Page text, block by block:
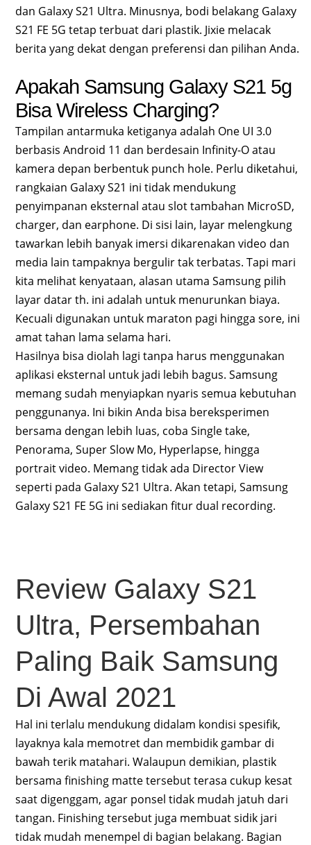
dan Galaxy S21 Ultra. Minusnya, bodi belakang Galaxy
S21 FE 5G tetap terbuat dari plastik. Jixie melacak
berita yang dekat dengan preferensi dan pilihan Anda.
Apakah Samsung Galaxy S21 5g
Bisa Wireless Charging?
Tampilan antarmuka ketiganya adalah One UI 3.0
berbasis Android 11 dan berdesain Infinity-O atau
kamera depan berbentuk punch hole. Perlu diketahui,
rangkaian Galaxy S21 ini tidak mendukung
penyimpanan eksternal atau slot tambahan MicroSD,
charger, dan earphone. Di sisi lain, layar melengkung
tawarkan lebih banyak imersi dikarenakan video dan
media lain tampaknya bergulir tak terbatas. Tapi mari
kita melihat kenyataan, alasan utama Samsung pilih
layar datar th. ini adalah untuk menurunkan biaya.
Kecuali digunakan untuk maraton pagi hingga sore, ini
amat tahan lama selama hari.
Hasilnya bisa diolah lagi tanpa harus menggunakan
aplikasi eksternal untuk jadi lebih bagus. Samsung
memang sudah menyiapkan nyaris semua kebutuhan
penggunanya. Ini bikin Anda bisa bereksperimen
bersama dengan lebih luas, coba Single take,
Penorama, Super Slow Mo, Hyperlapse, hingga
portrait video. Memang tidak ada Director View
seperti pada Galaxy S21 Ultra. Akan tetapi, Samsung
Galaxy S21 FE 5G ini sediakan fitur dual recording.
Review Galaxy S21
Ultra, Persembahan
Paling Baik Samsung
Di Awal 2021
Hal ini terlalu mendukung didalam kondisi spesifik,
layaknya kala memotret dan membidik gambar di
bawah terik matahari. Walaupun demikian, plastik
bersama finishing matte tersebut terasa cukup kesat
saat digenggam, agar ponsel tidak mudah jatuh dari
tangan. Finishing tersebut juga membuat sidik jari
tidak mudah menempel di bagian belakang. Bagian